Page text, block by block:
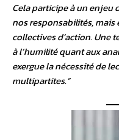
Cela participe à un enjeu
nos responsabilités, mais
collectives d’action. Une
à l’humilité quant aux
exergue la nécessité de
multipartites.”